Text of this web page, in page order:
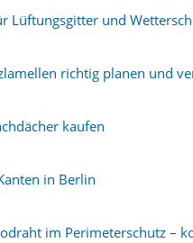
Lüftungsgitter und
richtig planen und
kaufen
in Berlin
im Perimeterschutz –